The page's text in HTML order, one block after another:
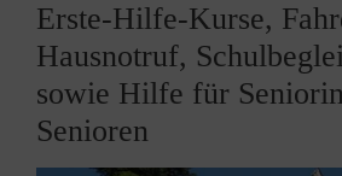
Erste-Hilfe-Kurse,
Hausnotruf,
sowie Hilfe für
Senioren